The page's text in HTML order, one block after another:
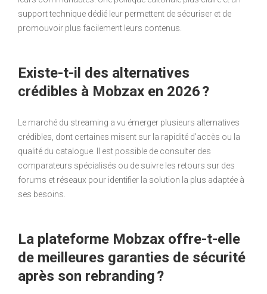
support technique dédié leur permettent de sécuriser et de
promouvoir plus facilement leurs contenus.
Existe-t-il des alternatives
crédibles à Mobzax en 2026 ?
Le marché du streaming a vu émerger plusieurs alternatives
crédibles, dont certaines misent sur la rapidité d’accès ou la
qualité du catalogue. Il est possible de consulter des
comparateurs spécialisés ou de suivre les retours sur des
forums et réseaux pour identifier la solution la plus adaptée à
ses besoins.
La plateforme Mobzax offre-t-elle
de meilleures garanties de sécurité
après son rebranding ?